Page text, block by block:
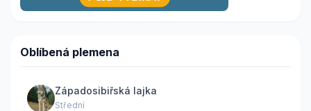
Oblíbená plemena
Západosibiřská lajka
Střední